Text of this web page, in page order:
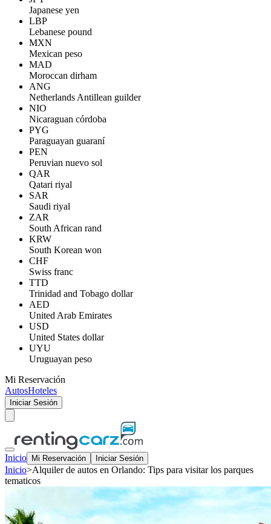
Japanese yen
LBP
Lebanese pound
MXN
Mexican peso
MAD
Moroccan dirham
ANG
Netherlands Antillean guilder
NIO
Nicaraguan córdoba
PYG
Paraguayan guaraní
PEN
Peruvian nuevo sol
QAR
Qatari riyal
SAR
Saudi riyal
ZAR
South African rand
KRW
South Korean won
CHF
Swiss franc
TTD
Trinidad and Tobago dollar
AED
United Arab Emirates
USD
United States dollar
UYU
Uruguayan peso
Mi Reservación
AutosHoteles
Iniciar Sesión
Inicio Mi Reservación Iniciar Sesión
Inicio>Alquiler de autos en Orlando: Tips para visitar los parques
tematicos